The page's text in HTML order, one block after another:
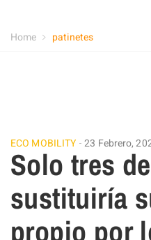
Home patinetes
ECO MOBILITY 23 Febrero,
Solo tres
sustituiría
propio por